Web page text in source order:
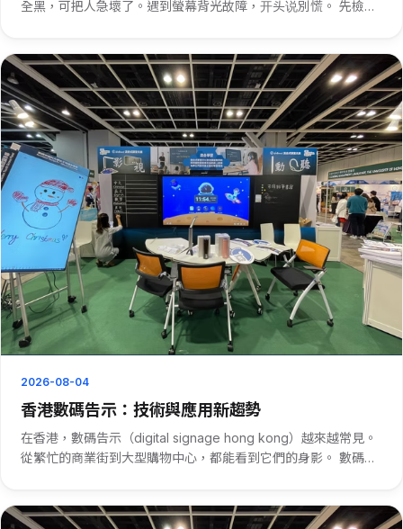
全黑，可把人急壞了。遇到螢幕背光故障，开头说別慌。 先檢查
源適配器。 也···
2026-08-04
香港數碼告示：技術與應用新趨勢
在香港，數碼告示（digital signage hong kong）越來越常見。
從繁忙的商業街到大型購物中心，都能看到它們的身影。 數碼告